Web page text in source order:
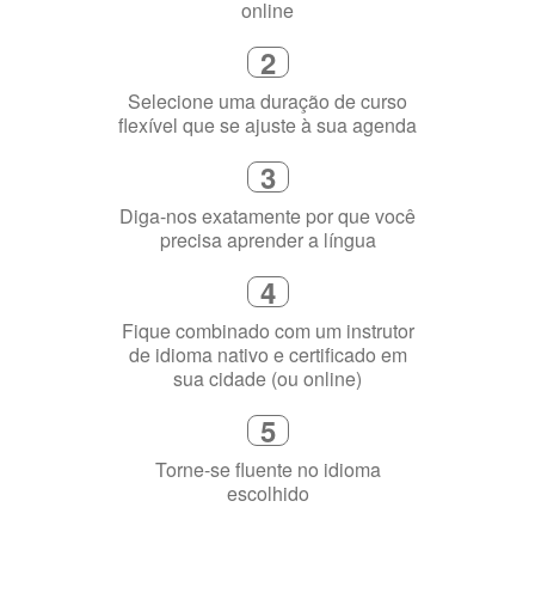
Selecione uma duração de curso
flexível que se ajuste à sua agenda
Diga-nos exatamente por que você
precisa aprender a língua
Fique combinado com um instrutor
de idioma nativo e certificado em
sua cidade (ou online)
5
Torne-se fluente no idioma
escolhido